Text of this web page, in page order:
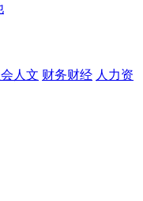
人文 财务财经 人力资